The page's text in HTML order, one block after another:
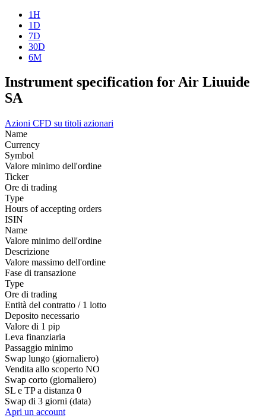
1H
1D
7D
30D
6M
Instrument specification for Air Liuuide
SA
Azioni CFD su titoli azionari
Name
Currency
Symbol
Valore minimo dell'ordine
Ticker
Ore di trading
Type
Hours of accepting orders
ISIN
Name
Valore minimo dell'ordine
Descrizione
Valore massimo dell'ordine
Fase di transazione
Type
Ore di trading
Entità del contratto / 1 lotto
Deposito necessario
Valore di 1 pip
Leva finanziaria
Passaggio minimo
Swap lungo (giornaliero)
Vendita allo scoperto NO
Swap corto (giornaliero)
SL e TP a distanza 0
Swap di 3 giorni (data)
Apri un account